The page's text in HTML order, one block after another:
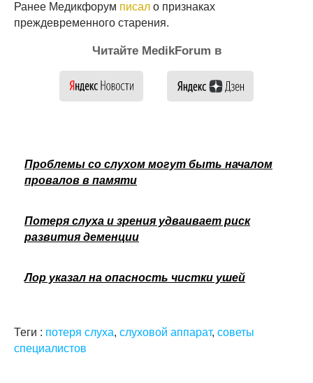
Ранее Медикфорум писал о признаках
преждевременного старения.
Читайте MedikForum в
Проблемы со слухом могут быть началом
провалов в памяти
Потеря слуха и зрения удваивает риск
развития деменции
Лор указал на опасность чистки ушей
Теги : потеря слуха, слуховой аппарат, советы
специалистов